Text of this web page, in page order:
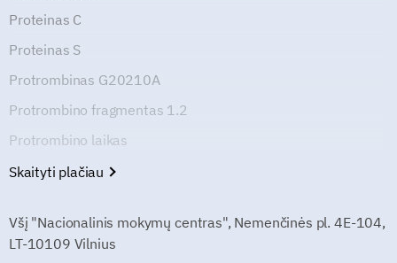
Proteinas C
Proteinas S
Protrombinas G20210A
Protrombino fragmentas 1.2
Protrombino laikas
Skaityti plačiau
Všį "Nacionalinis mokymų centras", Nemenčinės pl. 4E-104,
LT-10109 Vilnius